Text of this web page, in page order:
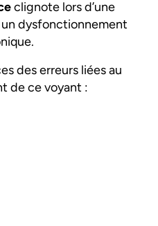
clignote lors d’une
dysfonctionnement
des erreurs liées au
de ce voyant :